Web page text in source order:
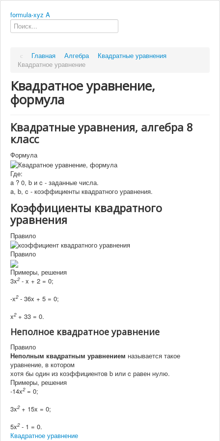
formula-xyz A
Главная Алгебра
Квадратные уравнения
Квадратное уравнение
Квадратное уравнение,
формула
Квадратные уравнения, алгебра 8
класс
Формула
Где:
a ? 0, b и c - заданные числа.
a, b, c - коэффициенты квадратного уравнения.
Коэффициенты квадратного
уравнения
Правило
Правило
Примеры, решения
3x2- x + 2 = 0;
-x2- 36x + 5 = 0;
x2+ 33 = 0.
Неполное квадратное уравнение
Правило
Неполным квадратным уравнением называется такое
уравнение, в котором
хотя бы один из коэффициентов b или c равен нулю.
Примеры, решения
-14x2= 0;
3x2+ 15x = 0;
5x2- 1 = 0.
Квадратное уравнение